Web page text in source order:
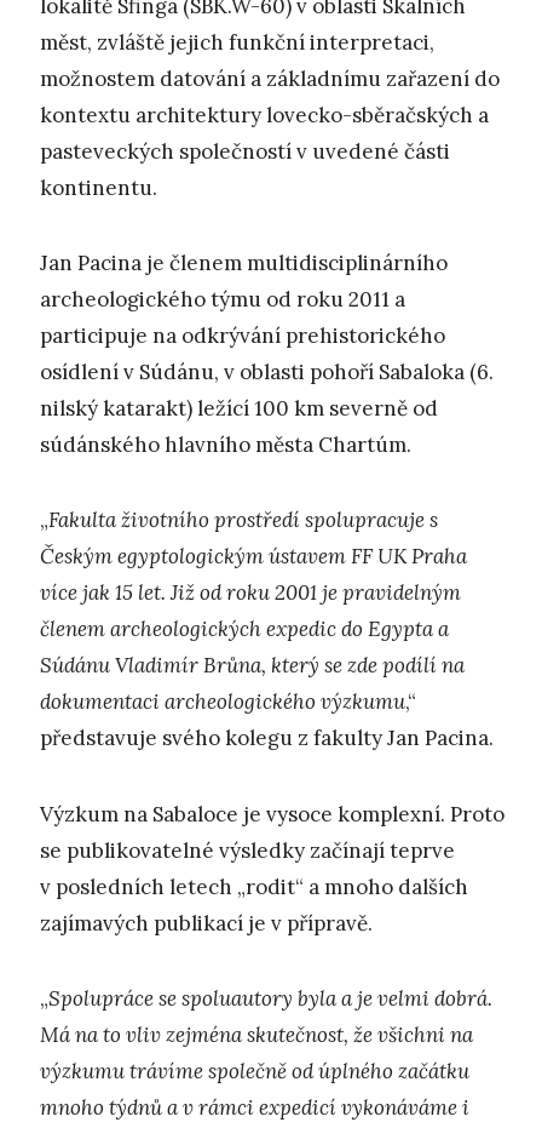
lokalitě Sfinga (SBK.W-60) v oblasti Skalních
měst, zvláště jejich funkční interpretaci,
možnostem datování a základnímu zařazení do
kontextu architektury lovecko-sběračských a
pasteveckých společností v uvedené části
kontinentu.
Jan Pacina je členem multidisciplinárního
archeologického týmu od roku 2011 a
participuje na odkrývání prehistorického
osídlení v Súdánu, v oblasti pohoří Sabaloka (6.
nilský katarakt) ležící 100 km severně od
súdánského hlavního města Chartúm.
„Fakulta životního prostředí spolupracuje s
Českým egyptologickým ústavem FF UK Praha
více jak 15 let. Již od roku 2001 je pravidelným
členem archeologických expedic do Egypta a
Súdánu Vladimír Brůna, který se zde podílí na
dokumentaci archeologického výzkumu,“
představuje svého kolegu z fakulty Jan Pacina.
Výzkum na Sabaloce je vysoce komplexní. Proto
se publikovatelné výsledky začínají teprve
v posledních letech „rodit“ a mnoho dalších
zajímavých publikací je v přípravě.
„Spolupráce se spoluautory byla a je velmi dobrá.
Má na to vliv zejména skutečnost, že všichni na
výzkumu trávíme společně od úplného začátku
mnoho týdnů a v rámci expedicí vykonáváme i